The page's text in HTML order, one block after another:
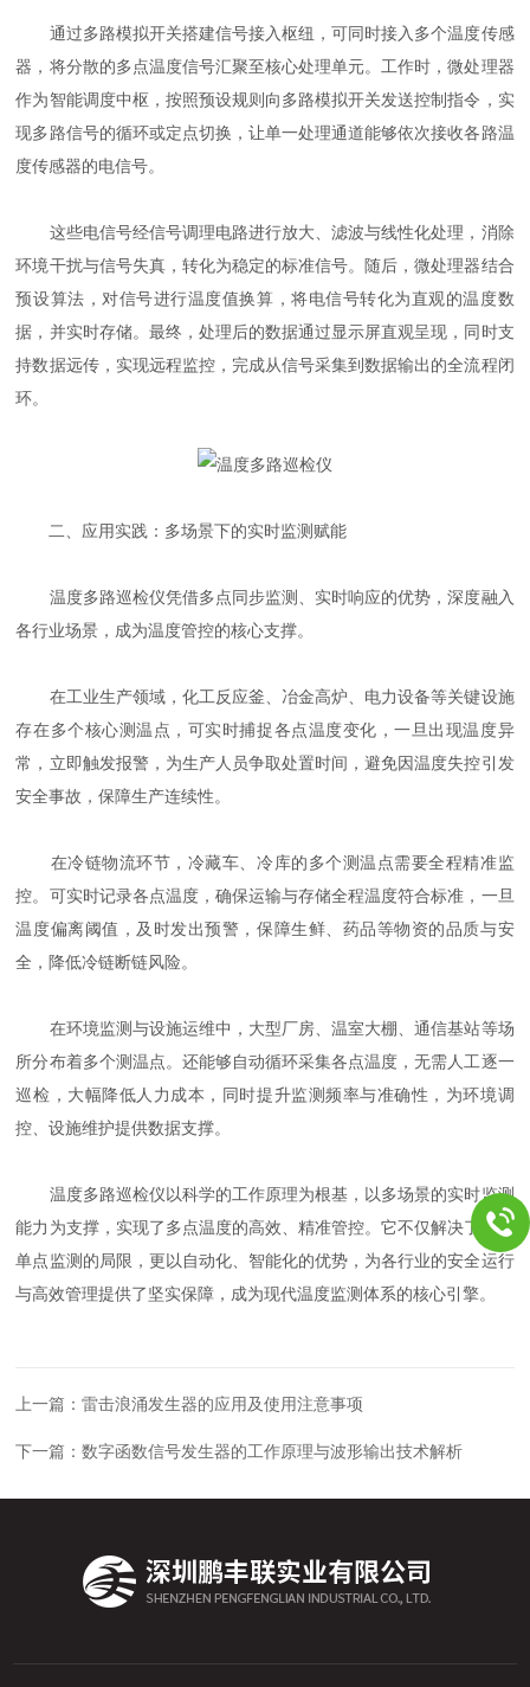
通过多路模拟开关搭建信号接入枢纽，可同时接入多个温度传感
器，将分散的多点温度信号汇聚至核心处理单元。工作时，微处理器
作为智能调度中枢，按照预设规则向多路模拟开关发送控制指令，实
现多路信号的循环或定点切换，让单一处理通道能够依次接收各路温
度传感器的电信号。
这些电信号经信号调理电路进行放大、滤波与线性化处理，消除
环境干扰与信号失真，转化为稳定的标准信号。随后，微处理器结合
预设算法，对信号进行温度值换算，将电信号转化为直观的温度数
据，并实时存储。最终，处理后的数据通过显示屏直观呈现，同时支
持数据远传，实现远程监控，完成从信号采集到数据输出的全流程闭
环。
二、应用实践：多场景下的实时监测赋能
温度多路巡检仪凭借多点同步监测、实时响应的优势，深度融入
各行业场景，成为温度管控的核心支撑。
在工业生产领域，化工反应釜、冶金高炉、电力设备等关键设施
存在多个核心测温点，可实时捕捉各点温度变化，一旦出现温度异
常，立即触发报警，为生产人员争取处置时间，避免因温度失控引发
安全事故，保障生产连续性。
在冷链物流环节，冷藏车、冷库的多个测温点需要全程精准监
控。可实时记录各点温度，确保运输与存储全程温度符合标准，一旦
温度偏离阈值，及时发出预警，保障生鲜、药品等物资的品质与安
全，降低冷链断链风险。
在环境监测与设施运维中，大型厂房、温室大棚、通信基站等场
所分布着多个测温点。还能够自动循环采集各点温度，无需人工逐一
巡检，大幅降低人力成本，同时提升监测频率与准确性，为环境调
控、设施维护提供数据支撑。
温度多路巡检仪以科学的工作原理为根基，以多场景的实时监测
能力为支撑，实现了多点温度的高效、精准管控。它不仅解决了传统
单点监测的局限，更以自动化、智能化的优势，为各行业的安全运行
与高效管理提供了坚实保障，成为现代温度监测体系的核心引擎。
上一篇：雷击浪涌发生器的应用及使用注意事项
下一篇：数字函数信号发生器的工作原理与波形输出技术解析